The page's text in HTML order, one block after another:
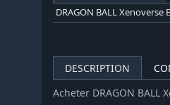
DRAGON BALL Xenoverse
DESCRIPTION
Acheter DRAGON BALL